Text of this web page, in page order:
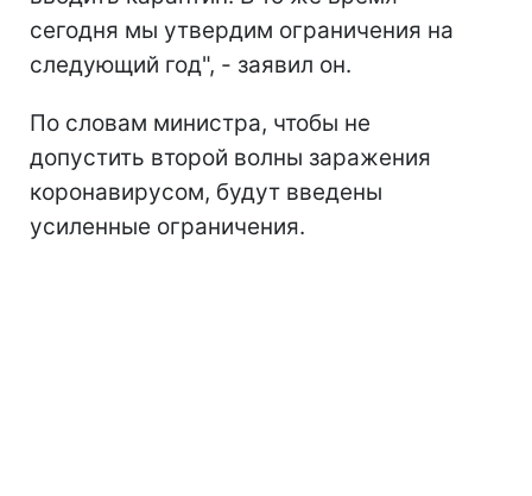
сегодня мы утвердим ограничения на
следующий год", - заявил он.
По словам министра, чтобы не
допустить второй волны заражения
коронавирусом, будут введены
усиленные ограничения.